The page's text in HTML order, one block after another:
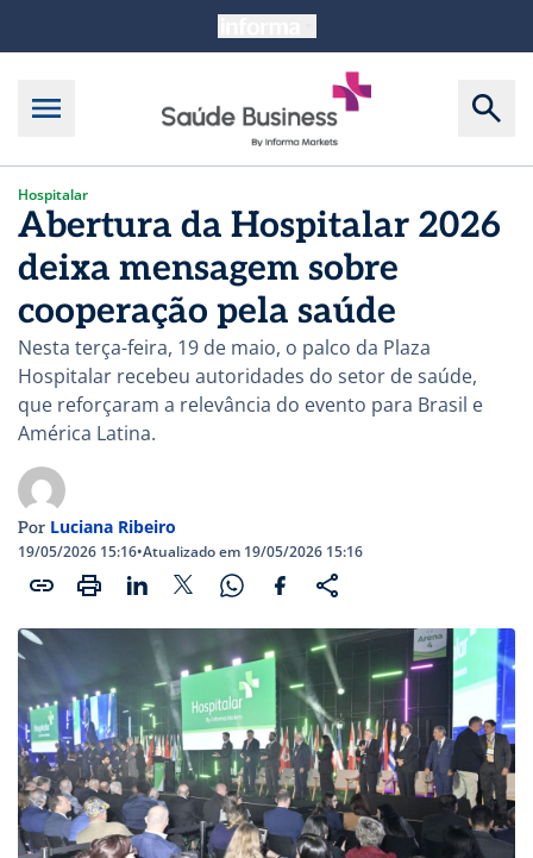
Hospitalar
Abertura da Hospitalar 2026
deixa mensagem sobre
cooperação pela saúde
Nesta terça-feira, 19 de maio, o palco da Plaza
Hospitalar recebeu autoridades do setor de saúde,
que reforçaram a relevância do evento para Brasil e
América Latina.
Por Luciana Ribeiro
19/05/2026 15:16•Atualizado em 19/05/2026 15:16